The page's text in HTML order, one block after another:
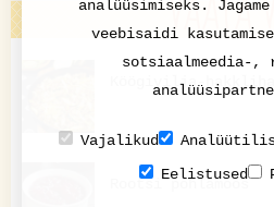
Köögivilja-
Rootsi pohlamoos
analüüsimiseks.
veebisaidi
sotsiaalmeedia-,
Vajalikud
Eelistused